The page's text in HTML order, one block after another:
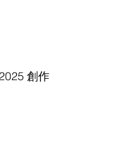
創作